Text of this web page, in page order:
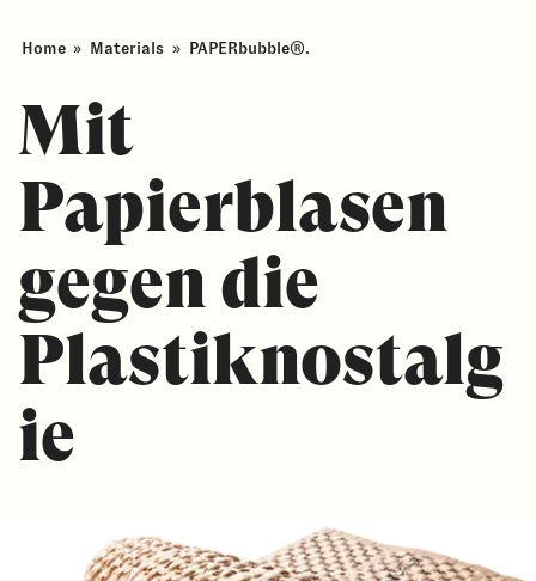
Home » Materials » PAPERbubble®.
Mit
Papierblasen
gegen die
Plastiknostalg
ie